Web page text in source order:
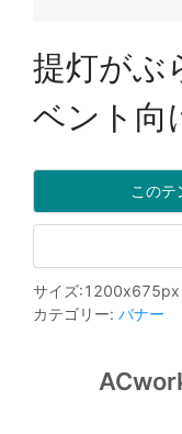
提灯がぶ
ベント向
このテ
サイズ:1200x675px
カテゴリー: バナー